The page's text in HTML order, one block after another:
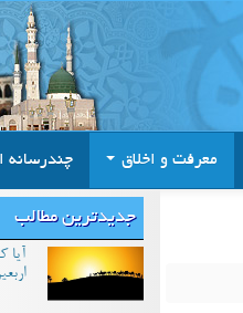
معرفت و اخلاق چندرسانه
جدیدترین مطالب
آیا